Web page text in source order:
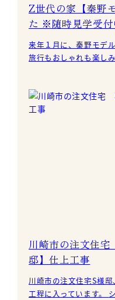
Z世代の家【秦野
た ※随時見学受付
来年１月に、秦野モデルハ
旅行もおしゃれも楽し
川崎市の注文住
邸】仕上工事
川崎市の注文住宅S様
工程に入っています。 システムキッチンの施工が完了し